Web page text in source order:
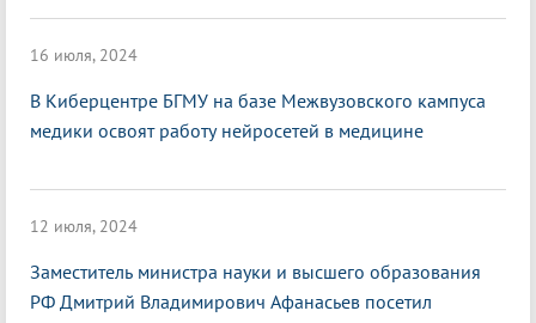
16 июля, 2024
В Киберцентре БГМУ на базе Межвузовского кампуса
медики освоят работу нейросетей в медицине
12 июля, 2024
Заместитель министра науки и высшего образования
РФ Дмитрий Владимирович Афанасьев посетил